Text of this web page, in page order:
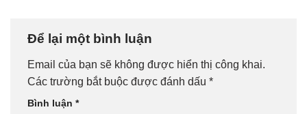
Để lại một bình luận
Email của bạn sẽ không được hiển thị công khai.
Các trường bắt buộc được đánh dấu *
Bình luận *